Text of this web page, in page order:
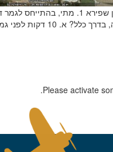
הכין וערך: דורון שפירא 1. מתי,
הפעילות בשדה, בדרך
Please activate